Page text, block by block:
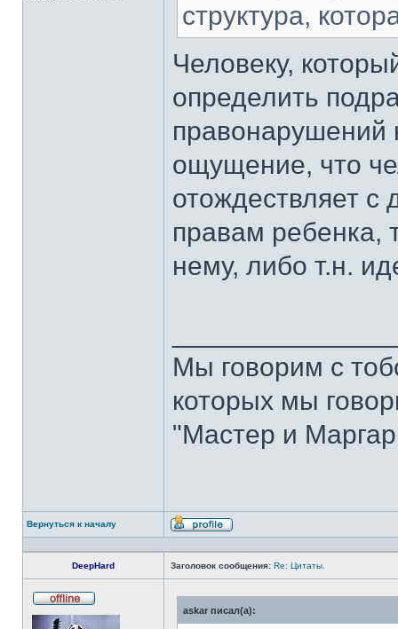
структура,
Человеку,
определить
правонарушений
ощущение, что
отождествляет с
правам ребенка,
нему, либо т.н.
Мы говорим с
которых мы
"Мастер и
Вернуться к началу
Профиль
DeepHard Заголовок сообщения: Re: Цитаты.
askar писал(а):